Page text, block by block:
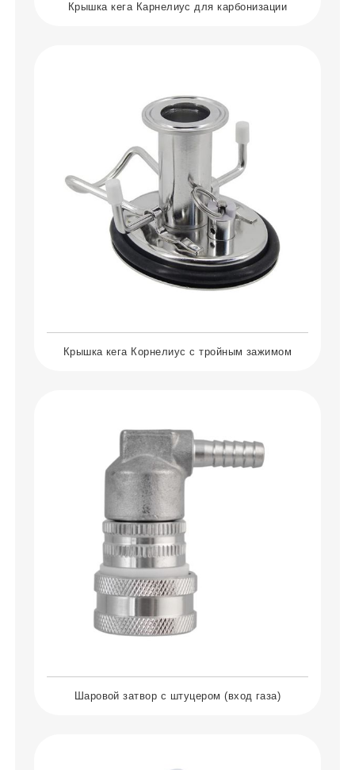
Крышка кега Карнелиус для карбонизации
Крышка кега Корнелиус с тройным зажимом
Шаровой затвор с штуцером (вход газа)